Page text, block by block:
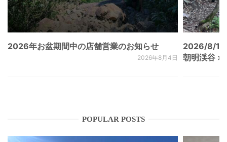
2026年お盆期間中の店舗営業のお知らせ
2026年8月4日
2026/8/
朝明渓谷 ×
POPULAR POSTS